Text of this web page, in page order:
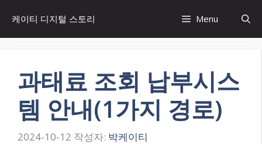
츠
케이티 디지털 스토리 Menu
과태료 조회 납부시스
템 안내(1가지 경로)
2024-10-12 작성자: 박케이티